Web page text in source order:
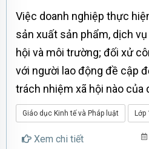
Việc doanh nghiệp thực
sản xuất sản phẩm, dịch
hội và môi trường; đối xử
với người lao động đề cập
trách nhiệm xã hội nào của
Giáo dục Kinh tế và Pháp luật Lớp
Xem chi tiết